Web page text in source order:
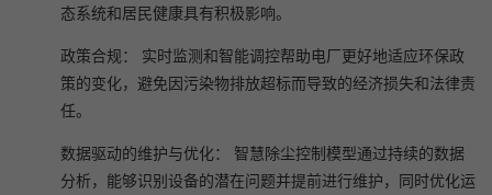
态系统和居民健康具有积极影响。
政策合规： 实时监测和智能调控帮助电厂更好地适应环保政
策的变化，避免因污染物排放超标而导致的经济损失和法律责
任。
数据驱动的维护与优化： 智慧除尘控制模型通过持续的数据
分析，能够识别设备的潜在问题并提前进行维护，同时优化运